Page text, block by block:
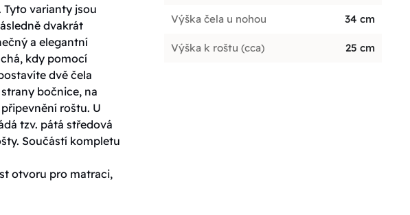
varianty jsou
dvakrát
a elegantní
kdy pomocí
dvě čela
bočnice, na
roštu. U
tzv. pátá středová
Součástí kompletu
otvoru pro matraci,
Výška čela u nohou 34 cm
Výška k roštu (cca) 25 cm